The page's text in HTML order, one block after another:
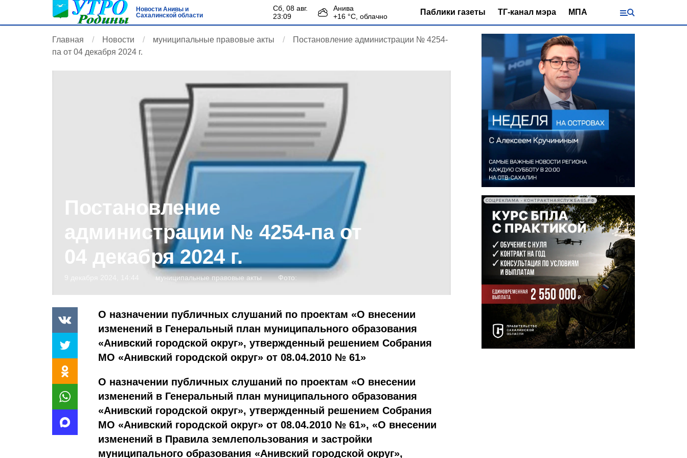
Новости Анивы и
Сахалинской области
сб, 08 авг.
23:09
Анива
+16 °С, облачно Паблики газеты ТГ-канал мэра МПА
Главная Новости муниципальные правовые акты
Постановление администрации № 4254-
па от 04 декабря 2024 г.
Постановление
администрации № 4254-па от
04 декабря 2024 г.
муниципальные правовые акты Фото:
О назначении публичных слушаний по проектам «О внесении
изменений в Генеральный план муниципального образования
«Анивский городской округ», утвержденный решением Собрания
МО «Анивский городской округ» от 08.04.2010 № 61»
О назначении публичных слушаний по проектам «О внесении
изменений в Генеральный план муниципального образования
«Анивский городской округ», утвержденный решением Собрания
МО «Анивский городской округ» от 08.04.2010 № 61», «О внесении
изменений в Правила землепользования и застройки
муниципального образования «Анивский городской округ»,
СОЦРЕКЛАМА • КОНТРАКТНАЯСЛУЖБА65.РФ